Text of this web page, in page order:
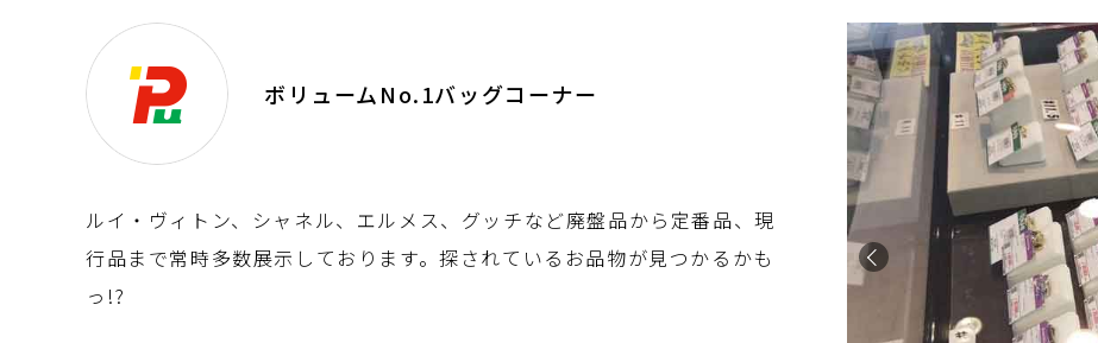
ボリュームNo.1バッグコーナー
ルイ・ヴィトン、シャネル、エルメス、グッチなど廃盤品から定番品、現
行品まで常時多数展示しております。探されているお品物が見つかるかも
っ!?